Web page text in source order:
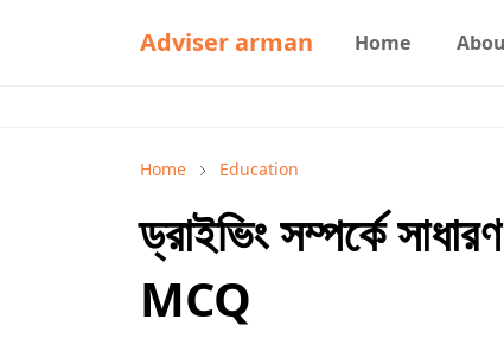
Adviser arman Home
Home Education
ড্রাইভিং সম্পর্কে
MCQ